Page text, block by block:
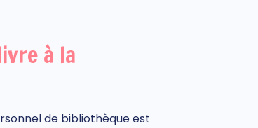
à la
de bibliothèque est